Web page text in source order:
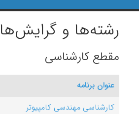
رشته‌ها و گرایش‌ها
مقطع کارشناسی
عنوان برنامه
کارشناسی مهندسی کامپیوتر